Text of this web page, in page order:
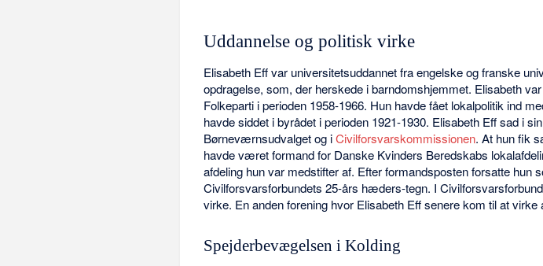
Uddannelse og politisk virke
Elisabeth Eff var universitetsuddannet fra engelske og franske
opdragelse, som, der herskede i barndomshjemmet. Elisabeth
Folkeparti i perioden 1958-1966. Hun havde fået lokalpolitik ind
havde siddet i byrådet i perioden 1921-1930. Elisabeth Eff sad i
Børneværnsudvalget og iCivilforsvarskommissionen. At hun fik
havde været formand for Danske Kvinders Beredskabs
afdeling hun var medstifter af. Efter formandsposten forsatte hun
Civilforsvarsforbundets 25-års hæders-tegn. I
virke. En anden forening hvor Elisabeth Eff senere kom til at virke
Spejderbevægelsen i Kolding